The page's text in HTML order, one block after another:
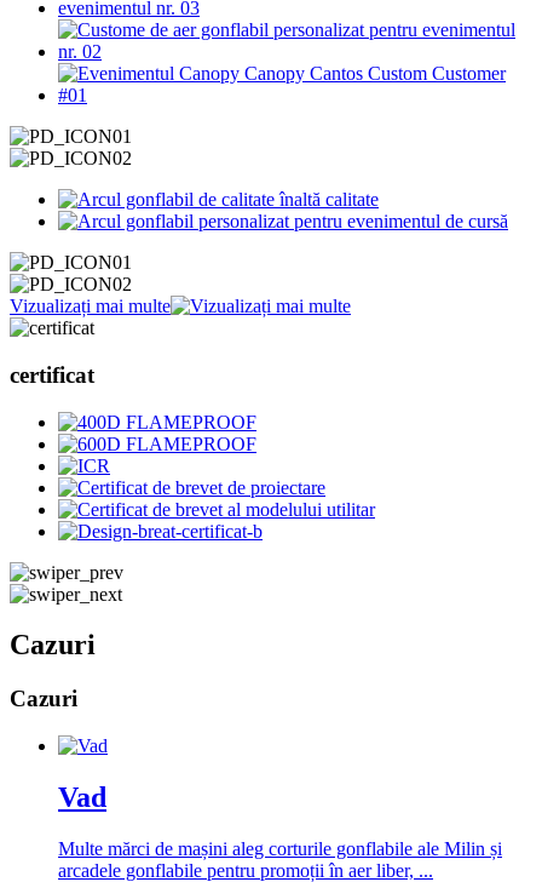
Vizualizați mai multe
certificat
Cazuri
Cazuri
Vad
Multe mărci de mașini aleg corturile gonflabile ale Milin și
arcadele gonflabile pentru promoții în aer liber, ...